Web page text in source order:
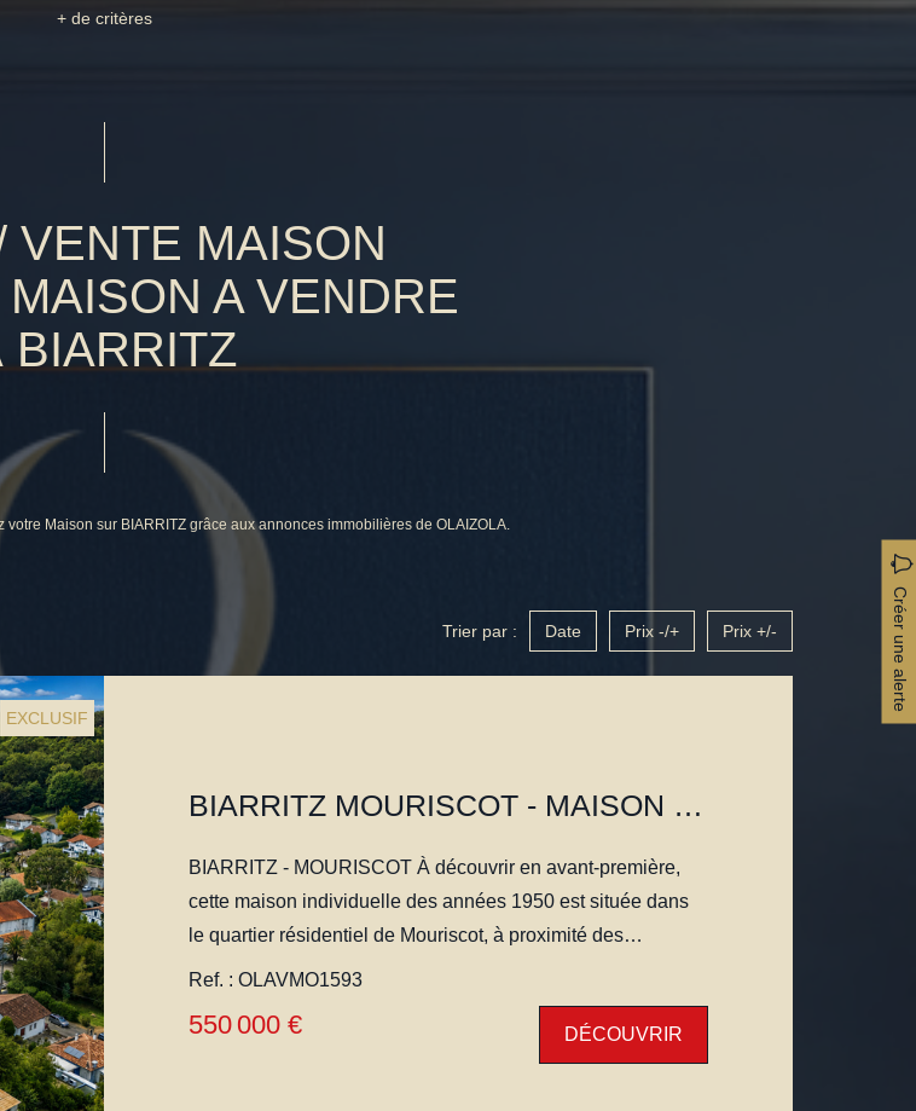
+ de critères
VENTE MAISON
A VENDRE
BIARRITZ
Maison sur BIARRITZ grâce aux annonces immobilières de OLAIZOLA.
Créer une alerte
Trier par : Date Prix -/+ Prix +/-
EXCLUSIF
BIARRITZ MOURISCOT - MAISON CLIMATISÉE DE 3 CHAMBRES AVEC JARDIN, TERRASSE ET 2 STATIONNEMENTS
BIARRITZ - MOURISCOT À découvrir en avant-première,
cette maison individuelle des années 1950 est située dans
le quartier résidentiel de Mouriscot, à proximité des
commerces, des transports et de l'espace naturel du lac.
Développant environ 86 m² habitables, elle offre une
distribution principalement de plain-pied. Elle se compose
d'une pièce de vie exposée sud-est avec cuisine ouverte, de
Ref. : OLAVMO1593
550 000 € DÉCOUVRIR